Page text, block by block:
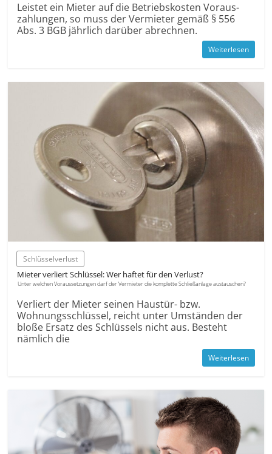
Leistet ein Mieter auf die Betriebs­kosten Voraus­
zahlungen, so muss der Vermieter gemäß § 556
Abs. 3 BGB jährlich darüber abrechnen.
Weiterlesen
Schlüsselverlust
Mieter verliert Schlüssel: Wer haftet für den Verlust?
Unter welchen Voraus­setzungen darf der Vermieter die komplette Schließ­anlage austauschen?
Verliert der Mieter seinen Haustür- bzw.
Wohnungs­schlüssel, reicht unter Umständen der
bloße Ersatz des Schlüssels nicht aus. Besteht
nämlich die
Weiterlesen